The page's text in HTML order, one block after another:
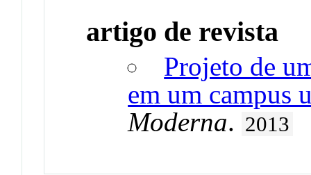
artigo de revista
Projeto de
em um campus
Moderna. 2013